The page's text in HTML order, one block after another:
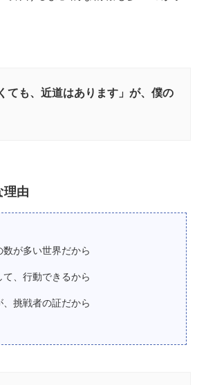
ても、近道はあります」が、僕の
理由
が多い世界だから
、行動できるから
挑戦者の証だから